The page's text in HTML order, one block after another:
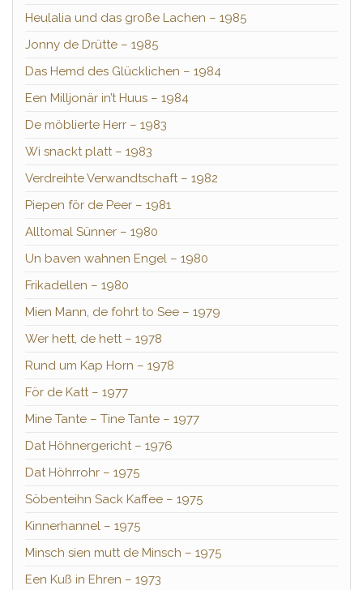
Heulalia und das große Lachen – 1985
Jonny de Drütte – 1985
Das Hemd des Glücklichen – 1984
Een Milljonär in’t Huus – 1984
De möblierte Herr – 1983
Wi snackt platt – 1983
Verdreihte Verwandtschaft – 1982
Piepen för de Peer – 1981
Alltomal Sünner – 1980
Un baven wahnen Engel – 1980
Frikadellen – 1980
Mien Mann, de fohrt to See – 1979
Wer hett, de hett – 1978
Rund um Kap Horn – 1978
För de Katt – 1977
Mine Tante – Tine Tante – 1977
Dat Höhnergericht – 1976
Dat Höhrrohr – 1975
Söbenteihn Sack Kaffee – 1975
Kinnerhannel – 1975
Minsch sien mutt de Minsch – 1975
Een Kuß in Ehren – 1973